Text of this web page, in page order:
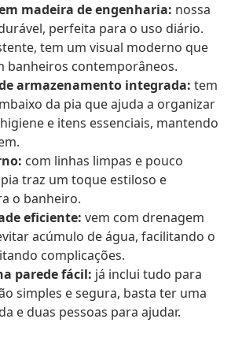
madeira de engenharia: nossa
perfeita para o uso diário.
tem um visual moderno que
banheiros contemporâneos.
armazenamento integrada: tem
da pia que ajuda a organizar
e itens essenciais, mantendo
com linhas limpas e pouco
traz um toque estiloso e
o banheiro.
eficiente: vem com drenagem
acúmulo de água, facilitando o
complicações.
parede fácil: já inclui tudo para
simples e segura, basta ter uma
e duas pessoas para ajudar.